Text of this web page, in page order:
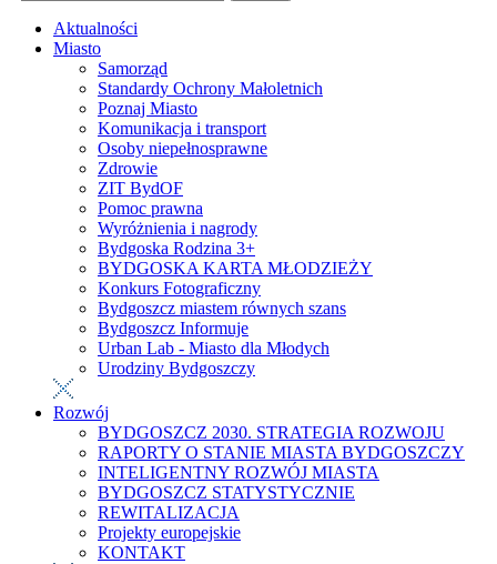
Aktualności
Miasto
Samorząd
Standardy Ochrony Małoletnich
Poznaj Miasto
Komunikacja i transport
Osoby niepełnosprawne
Zdrowie
ZIT BydOF
Pomoc prawna
Wyróżnienia i nagrody
Bydgoska Rodzina 3+
BYDGOSKA KARTA MŁODZIEŻY
Konkurs Fotograficzny
Bydgoszcz miastem równych szans
Bydgoszcz Informuje
Urban Lab - Miasto dla Młodych
Urodziny Bydgoszczy
Rozwój
BYDGOSZCZ 2030. STRATEGIA ROZWOJU
RAPORTY O STANIE MIASTA BYDGOSZCZY
INTELIGENTNY ROZWÓJ MIASTA
BYDGOSZCZ STATYSTYCZNIE
REWITALIZACJA
Projekty europejskie
KONTAKT